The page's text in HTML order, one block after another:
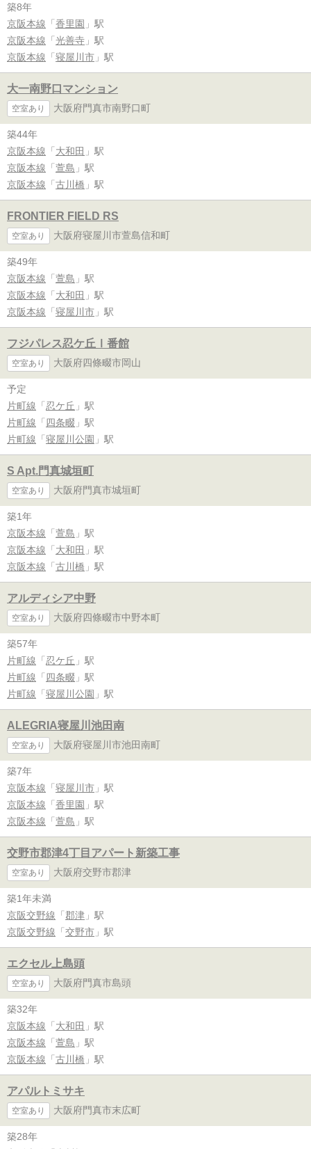
築8年
京阪本線 「 香里園 」駅
京阪本線 「 光善寺 」駅
京阪本線 「 寝屋川市 」駅
大一南野口マンション
空室あり 大阪府門真市南野口町
築44年
京阪本線 「 大和田 」駅
京阪本線 「 萱島 」駅
京阪本線 「 古川橋 」駅
FRONTIER FIELD RS
空室あり 大阪府寝屋川市萱島信和町
築49年
京阪本線 「 萱島 」駅
京阪本線 「 大和田 」駅
京阪本線 「 寝屋川市 」駅
フジパレス忍ケ丘Ⅰ番館
空室あり 大阪府四條畷市岡山
予定
片町線 「 忍ケ丘 」駅
片町線 「 四条畷 」駅
片町線 「 寝屋川公園 」駅
S Apt.門真城垣町
空室あり 大阪府門真市城垣町
築1年
京阪本線 「 萱島 」駅
京阪本線 「 大和田 」駅
京阪本線 「 古川橋 」駅
アルディシア中野
空室あり 大阪府四條畷市中野本町
築57年
片町線 「 忍ケ丘 」駅
片町線 「 四条畷 」駅
片町線 「 寝屋川公園 」駅
ALEGRIA寝屋川池田南
空室あり 大阪府寝屋川市池田南町
築7年
京阪本線 「 寝屋川市 」駅
京阪本線 「 香里園 」駅
京阪本線 「 萱島 」駅
交野市郡津4丁目アパート新築工事
空室あり 大阪府交野市郡津
築1年未満
京阪交野線 「 郡津 」駅
京阪交野線 「 交野市 」駅
エクセル上島頭
空室あり 大阪府門真市島頭
築32年
京阪本線 「 大和田 」駅
京阪本線 「 萱島 」駅
京阪本線 「 古川橋 」駅
アパルトミサキ
空室あり 大阪府門真市末広町
築28年